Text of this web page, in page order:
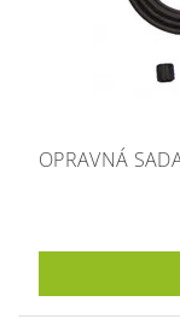
OPRAVNÁ